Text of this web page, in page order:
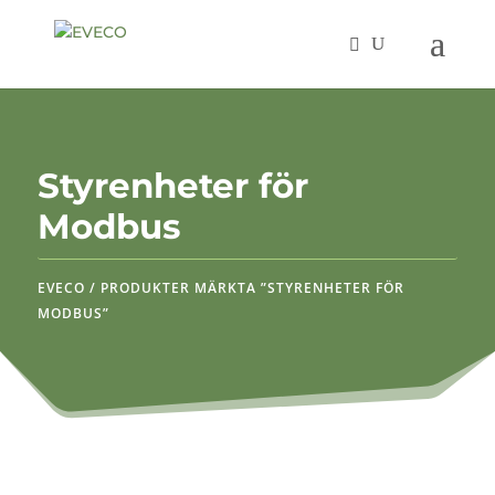
Styrenheter för
Modbus
EVECO / PRODUKTER MÄRKTA ”STYRENHETER FÖR
MODBUS”